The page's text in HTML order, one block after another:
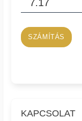
SZÁMÍTÁS
KAPCSOLAT